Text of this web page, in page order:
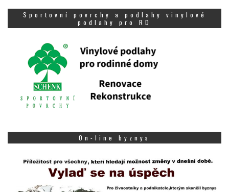
Sportovní povrchy a podlahy vinylové
podlahy pro RD
On-line byznys